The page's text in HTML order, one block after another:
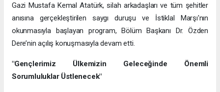
Gazi Mustafa Kemal Atatürk, silah arkadaşları ve tüm şehitler
anısına gerçekleştirilen saygı duruşu ve İstiklal Marşı'nın
okunmasıyla başlayan program, Bölüm Başkanı Dr. Özden
Dere’nin açılış konuşmasıyla devam etti.
"Gençlerimiz Ülkemizin Geleceğinde Önemli
Sorumluluklar Üstlenecek"